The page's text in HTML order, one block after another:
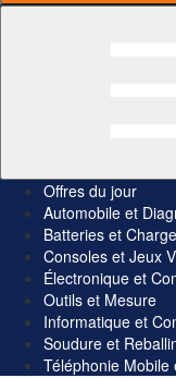
Offres du jour
Automobile et
Batteries et
Consoles et Jeux
Électronique et
Outils et Mesure
Informatique et
Soudure et
Téléphonie Mobile